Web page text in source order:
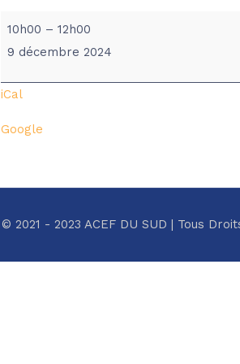
BPS/ACEF
DE
10h00 – 12h00
9 décembre 2024
iCal
Google
© 2021 - 2023 ACEF DU SUD | Tous